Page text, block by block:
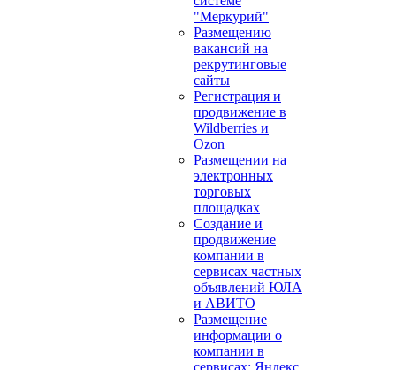
"Меркурий"
Размещению
вакансий на
рекрутинговые
сайты
Регистрация и
продвижение в
Wildberries и
Ozon
Размещении на
электронных
торговых
площадках
Создание и
продвижение
компании в
сервисах частных
объявлений ЮЛА
и АВИТО
Размещение
информации о
компании в
сервисах: Яндекс